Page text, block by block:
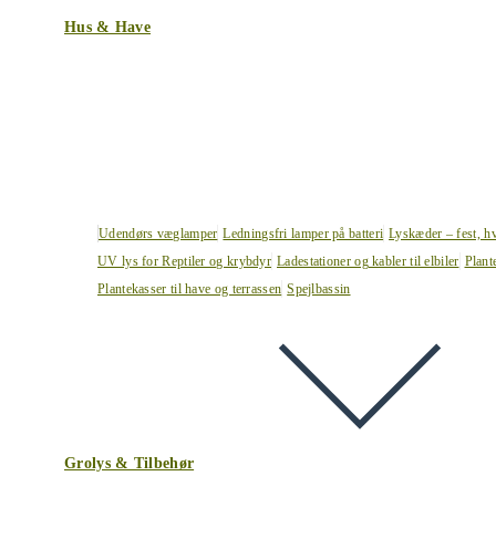
Hus & Have
Udendørs væglamper Ledningsfri lamper på batteri Lyskæder – fest,
UV lys for Reptiler og krybdyr Ladestationer og kabler til elbiler
Plantekasser til have og terrassen Spejlbassin
Grolys & Tilbehør